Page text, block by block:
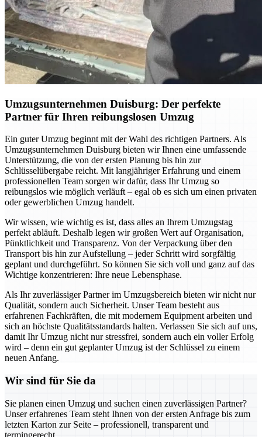
Umzugsunternehmen Duisburg: Der perfekte
Partner für Ihren reibungslosen Umzug
Ein guter Umzug beginnt mit der Wahl des richtigen Partners. Als
Umzugsunternehmen Duisburg bieten wir Ihnen eine umfassende
Unterstützung, die von der ersten Planung bis hin zur
Schlüsselübergabe reicht. Mit langjähriger Erfahrung und einem
professionellen Team sorgen wir dafür, dass Ihr Umzug so
reibungslos wie möglich verläuft – egal ob es sich um einen privaten
oder gewerblichen Umzug handelt.
Wir wissen, wie wichtig es ist, dass alles an Ihrem Umzugstag
perfekt abläuft. Deshalb legen wir großen Wert auf Organisation,
Pünktlichkeit und Transparenz. Von der Verpackung über den
Transport bis hin zur Aufstellung – jeder Schritt wird sorgfältig
geplant und durchgeführt. So können Sie sich voll und ganz auf das
Wichtige konzentrieren: Ihre neue Lebensphase.
Als Ihr zuverlässiger Partner im Umzugsbereich bieten wir nicht nur
Qualität, sondern auch Sicherheit. Unser Team besteht aus
erfahrenen Fachkräften, die mit modernem Equipment arbeiten und
sich an höchste Qualitätsstandards halten. Verlassen Sie sich auf uns,
damit Ihr Umzug nicht nur stressfrei, sondern auch ein voller Erfolg
wird – denn ein gut geplanter Umzug ist der Schlüssel zu einem
neuen Anfang.
Wir sind für Sie da
Sie planen einen Umzug und suchen einen zuverlässigen Partner?
Unser erfahrenes Team steht Ihnen von der ersten Anfrage bis zum
letzten Karton zur Seite – professionell, transparent und
termingerecht.